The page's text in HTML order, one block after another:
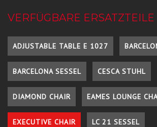
VERFÜGBARE ERSATZTEILE
ADJUSTABLE TABLE E 1027
BARCELONA SESSEL CESCA STUHL
DIAMOND CHAIR EAMES LOUNGE
EXECUTIVE CHAIR LC 21 SESSEL